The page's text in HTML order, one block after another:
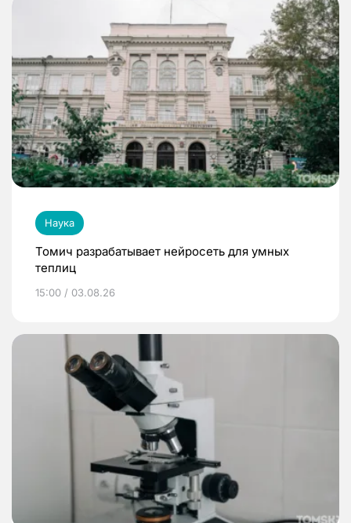
Наука
Томич разрабатывает нейросеть для умных
теплиц
15:00 / 03.08.26